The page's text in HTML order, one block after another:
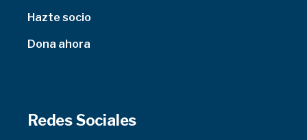
Hazte socio
Dona ahora
Redes Sociales